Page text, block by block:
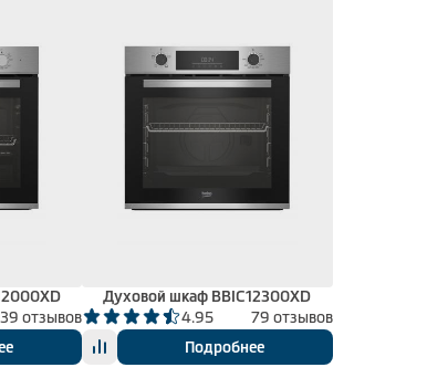
отзывов
Духовой шкаф BBIC12300XD
4.95
79 отзывов
Подробнее